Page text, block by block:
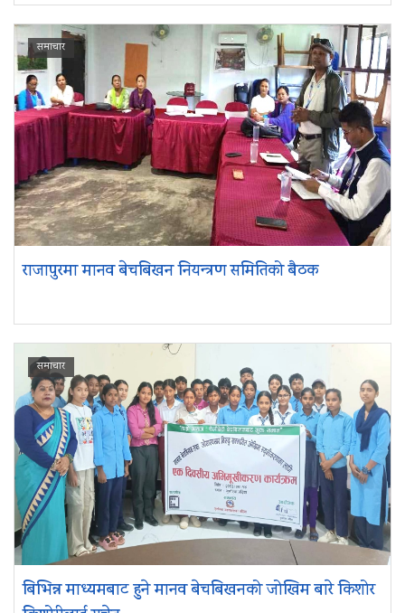
समाचार
राजापुरमा मानव बेचबिखन नियन्त्रण समितिको बैठक
समाचार
बिभिन्न माध्यमबाट हुने मानव बेचबिखनको जोखिम बारे किशोर